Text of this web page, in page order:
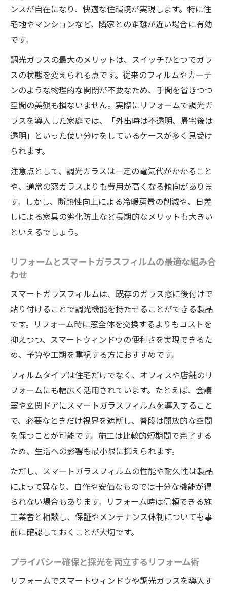
ンスが自在になり、快適な住環境が実現します。特に住
宅地やマンションなど、隣家との距離が近い場合に有効
です。
調光ガラスの最大のメリットは、スイッチひとつでガラ
スの状態を変えられる点です。従来のフィルムやカーテ
ンのような物理的な開閉が不要なため、手間を省きつつ
空間の美観も損ないません。実際にリフォームで調光ガ
ラスを導入した家庭では、「外出時は不透明、帰宅後は
透明」といった使い分けをしているケースが多く見受け
られます。
注意点として、調光ガラスは一定の電気代がかかること
や、通常の窓ガラスよりも費用が高くなる傾向がありま
す。しかし、断熱性向上による冷暖房費の削減や、日差
しによる家具の劣化防止など長期的なメリットも大きい
といえるでしょう。
リフォームとスマートガラスフィルムの最適な組み合
わせ
スマートガラスフィルムは、既存のガラス窓に後付けで
貼り付けることで調光機能を持たせることができる製品
です。リフォーム時に窓全体を交換するよりもコストを
抑えつつ、スマートウィンドウの便利さを実現できるた
め、予算や工期を重視する方におすすめです。
フィルムタイプは住宅だけでなく、オフィスや店舗のリ
フォームにも幅広く活用されています。たとえば、会議
室や玄関ドアにスマートガラスフィルムを導入すること
で、必要なときだけ視界を遮断し、普段は開放的な空間
を保つことが可能です。施工は比較的短期間で完了する
ため、生活への影響も最小限に抑えられます。
ただし、スマートガラスフィルムの性能や耐久性は製品
によって異なり、自作や安価なものでは十分な機能が得
られない場合もあります。リフォーム時は信頼できる施
工業者と相談し、保証やメンテナンス体制についても事
前に確認しておくことが大切です。
プライバシー確保と採光を両立するリフォーム術
リフォームでスマートウィンドウや調光ガラスを導入す